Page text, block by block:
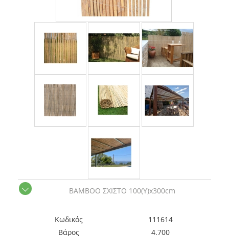
BAMBOO ΣΧΙΣΤΟ 100(Y)x300cm
Kωδικός
111614
Βάρος
4.700